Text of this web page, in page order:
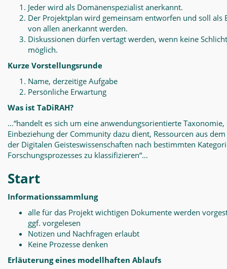
Jeder wird als Domänenspezialist anerkannt.
Der Projektplan wird gemeinsam entworfen und soll als
von allen anerkannt werden.
Diskussionen dürfen vertagt werden, wenn keine
möglich.
Kurze Vorstellungsrunde
Name, derzeitige Aufgabe
Persönliche Erwartung
Was ist TaDiRAH?
…“handelt es sich um eine anwendungsorientierte
Einbeziehung der Community dazu dient, Ressourcen aus
der Digitalen Geisteswissenschaften nach bestimmten
Forschungsprozesses zu klassifizieren“…
Start
Informationssammlung
alle für das Projekt wichtigen Dokumente werden
ggf. vorgelesen
Notizen und Nachfragen erlaubt
Keine Prozesse denken
Erläuterung eines modellhaften Ablaufs